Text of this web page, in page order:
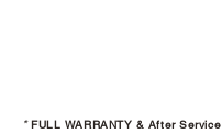
*FULL WARRANTY & After Service